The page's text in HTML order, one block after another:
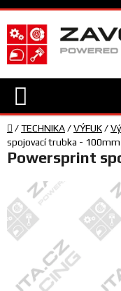
Přejít
na
obsah
TECHNIKA
JEZDEC
TÝM
Domů
/TECHNIKA/VÝFUK/
spojovací trubka - 100mm
Powersprint